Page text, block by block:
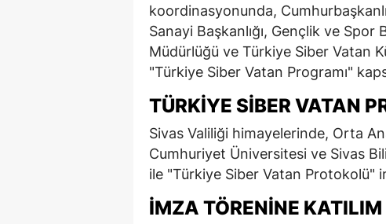
koordinasyonunda,
Sanayi Başkanlığı, Gençlik ve Spor
Müdürlüğü ve Türkiye Siber Vatan
"Türkiye Siber Vatan Programı"
TÜRKIYE SIBER VATAN
Sivas Valiliği himayelerinde, Orta
Cumhuriyet Üniversitesi ve Sivas
ile "Türkiye Siber Vatan Protokolü"
İMZA TÖRENINE KATILIM